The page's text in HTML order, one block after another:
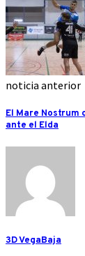
noticia anterior
El Mare Nostrum
ante el Elda
3D VegaBaja